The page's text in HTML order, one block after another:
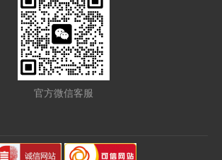
官方微信客服